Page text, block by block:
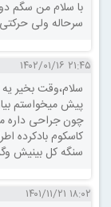
با سلام من سگم
سرحاله ولی حرکتی
۲۱:۴۵ ۱۴۰۲/۰۱/۱۶
سلام،وقت بخیر
پیش میخواستم
چون جراحی داره
کاسکوم بادکرده
سنگه کل بینیش
۱۸:۰۲ ۱۴۰۱/۱۱/۲۱